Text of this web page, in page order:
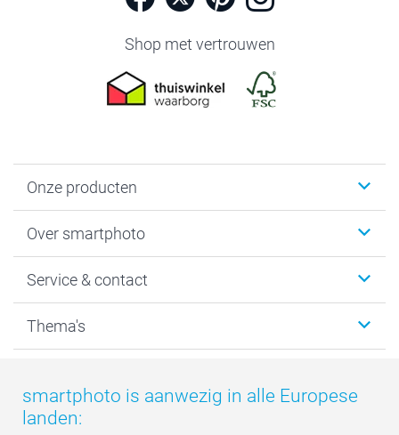
Shop met vertrouwen
Onze producten
Fotoboeken
Fotocadeaus
Kaarten
Over smartphoto
Vacatures
Bestelproces
Privacy
Cookiebeleid
Service & contact
Tevredenheidsgarantie
smartbonus
smartfriends
Thema's
Moederdag
Vaderdag
smartphoto is aanwezig in alle Europese
landen: